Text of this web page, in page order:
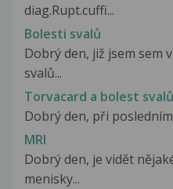
diag.Rupt.cuffi...
Bolesti svalů
Dobrý den, již jsem sem
svalů...
Torvacard a bolest svalů
Dobrý den, při
MRI
Dobrý den, je vidět
menisky...